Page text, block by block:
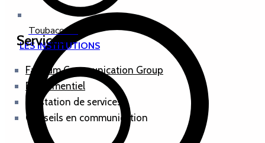
Toubacouta
LES INSTITUTIONS
Services
Fadoum Communication Group
Evenementiel
Prestation de services
Conseils en communication